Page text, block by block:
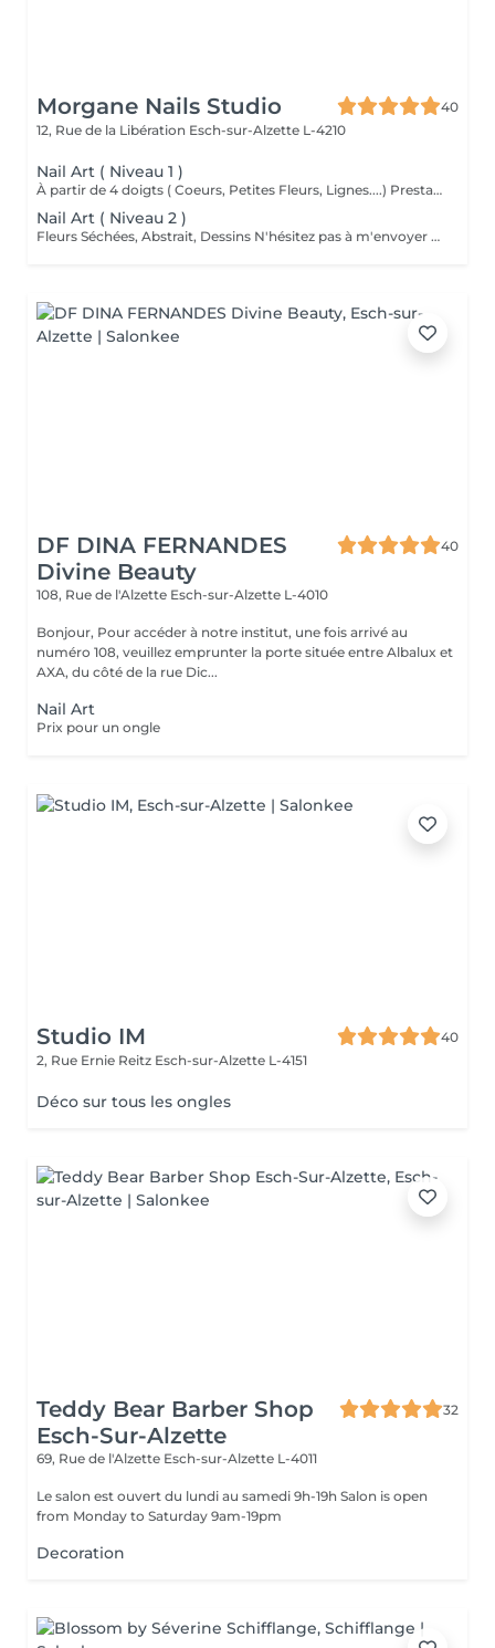
Morgane Nails Studio
40
12, Rue de la Libération Esch-sur-Alzette L-4210
Nail Art ( Niveau 1 )
À partir de 4 doigts ( Coeurs, Petites Fleurs, Lignes....) Prestation offerte si on décors moins de 4 doigts.
Nail Art ( Niveau 2 )
Fleurs Séchées, Abstrait, Dessins N'hésitez pas à m'envoyer une photo de vos inspirations si besoin
DF DINA FERNANDES
Divine Beauty
40
108, Rue de l'Alzette Esch-sur-Alzette L-4010
Bonjour, Pour accéder à notre institut, une fois arrivé au
numéro 108, veuillez emprunter la porte située entre Albalux et
AXA, du côté de la rue Dic...
Nail Art
Prix pour un ongle
Studio IM
40
2, Rue Ernie Reitz Esch-sur-Alzette L-4151
Déco sur tous les ongles
Teddy Bear Barber Shop
Esch-Sur-Alzette
32
69, Rue de l'Alzette Esch-sur-Alzette L-4011
Le salon est ouvert du lundi au samedi 9h-19h Salon is open
from Monday to Saturday 9am-19pm
Decoration